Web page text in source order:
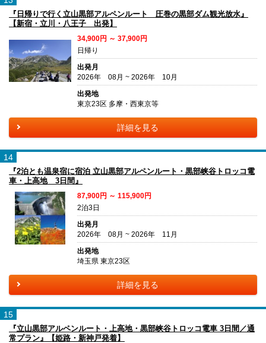
『日帰りで行く立山黒部アルペンルート 圧巻の黒部ダム観光放水』
【新宿・立川・八王子 出発】
34,900円 ～ 37,900円
日帰り
出発月
2026年 08月 ~ 2026年 10月
出発地
東京23区 多摩・西東京等
詳細を見る
14
『2泊とも温泉宿に宿泊 立山黒部アルペンルート・黒部峡谷トロッコ電
車・上高地 3日間』
87,900円 ～ 115,900円
2泊3日
出発月
2026年 08月 ~ 2026年 11月
出発地
埼玉県 東京23区
詳細を見る
15
『立山黒部アルペンルート・上高地・黒部峡谷トロッコ電車 3日間／通
常プラン』【姫路・新神戸発着】